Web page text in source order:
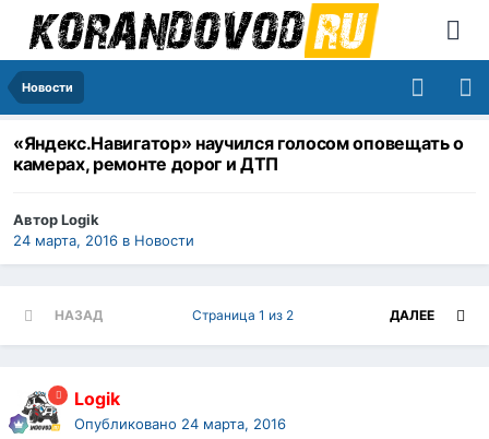
Новости
«Яндекс.Навигатор» научился голосом оповещать о
камерах, ремонте дорог и ДТП
АвторLogik
24 марта, 2016 в Новости
НАЗАД ДАЛЕЕ
Страница 1 из 2
Logik
Опубликовано 24 марта, 2016